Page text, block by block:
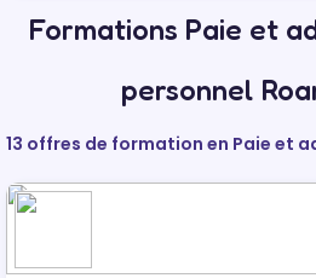
Formations Paie et
personnel
13 offres de formation en Paie et
personnel